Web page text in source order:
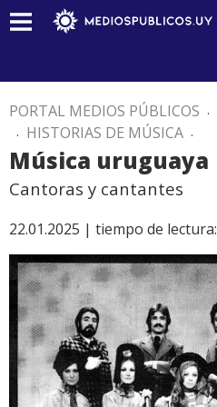
PORTAL MEDIOS PÚBLICOS .
. HISTORIAS DE MÚSICA .
Música uruguaya
Cantoras y cantantes
22.01.2025 | tiempo de lectura: